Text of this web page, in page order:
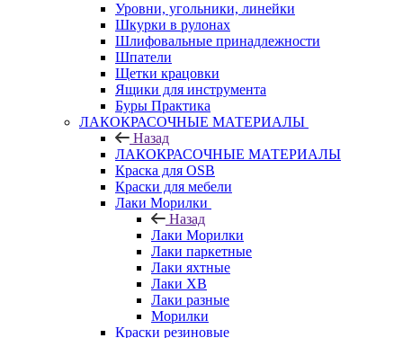
Уровни, угольники, линейки
Шкурки в рулонах
Шлифовальные принадлежности
Шпатели
Щетки крацовки
Ящики для инструмента
Буры Практика
ЛАКОКРАСОЧНЫЕ МАТЕРИАЛЫ
Назад
ЛАКОКРАСОЧНЫЕ МАТЕРИАЛЫ
Краска для OSB
Краски для мебели
Лаки Морилки
Назад
Лаки Морилки
Лаки паркетные
Лаки яхтные
Лаки ХВ
Лаки разные
Морилки
Краски резиновые